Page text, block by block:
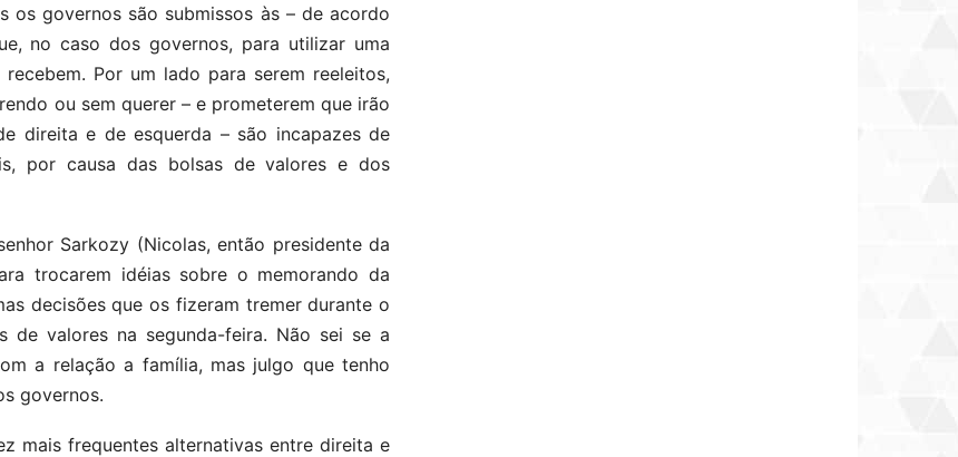
os governos são submissos às – de acordo
no caso dos governos, para utilizar uma
Por um lado para serem reeleitos,
ou sem querer – e prometerem que irão
direita e de esquerda – são incapazes de
por causa das bolsas de valores e dos
Sarkozy (Nicolas, então presidente da
trocarem idéias sobre o memorando da
decisões que os fizeram tremer durante o
de valores na segunda-feira. Não sei se a
a relação a família, mas julgo que tenho
governos.
mais frequentes alternativas entre direita e